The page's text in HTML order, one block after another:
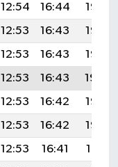
12:54 16:44
19:58
12:53 16:43
19:57
12:53 16:43
19:56
12:53 16:43
19:54
12:53 16:42
19:53
12:53 16:42
19:52
12:53 16:41
19:51